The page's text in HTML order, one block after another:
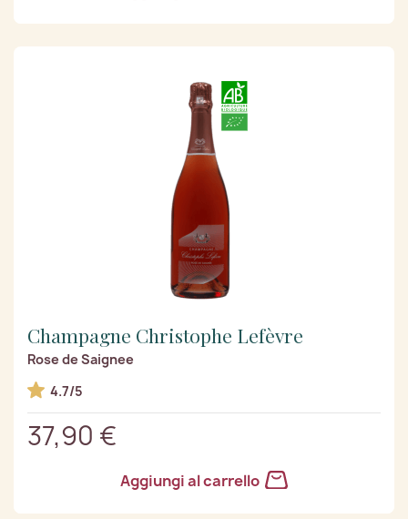
Champagne Christophe Lefèvre
Rose de Saignee
4.7/5
37,90 €
Aggiungi al carrello